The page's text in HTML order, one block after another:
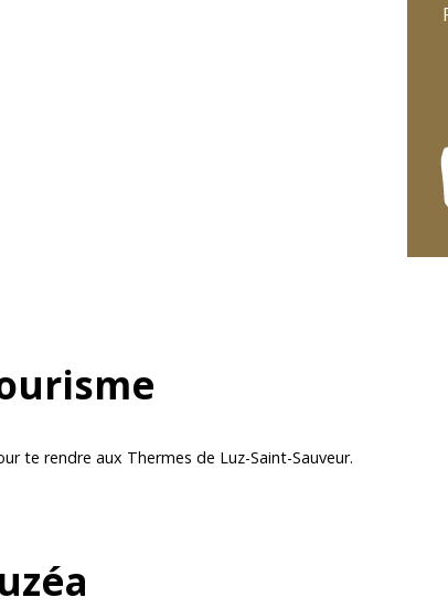
te rendre aux Thermes de Luz-Saint-Sauveur.